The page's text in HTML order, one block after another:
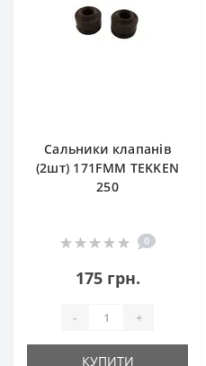
Сальники клапанів
(2шт) 171FMM TEKKEN
250
0
175 грн.
- +
КУПИТИ